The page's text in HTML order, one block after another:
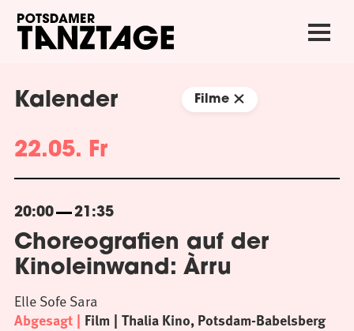
Kalender Filme
22.05. Fr
20:00 21:35
Choreografien auf der
Kinoleinwand: Àrru
Abgesagt Film Thalia Kino, Potsdam-Babelsberg
Elle Sofe Sara